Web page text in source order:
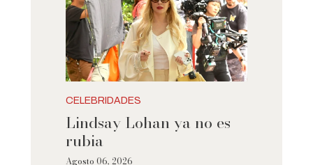
CELEBRIDADES
Lindsay Lohan ya no es
rubia
Agosto 06, 2026